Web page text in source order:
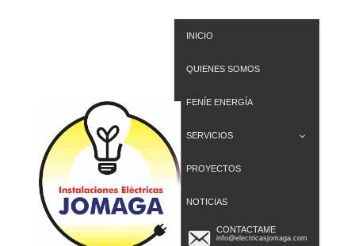
INICIO
QUIENES SOMOS
FENÍE ENERGÍA
SERVICIOS
PROYECTOS
NOTICIAS
CONTACTAME
info@electricasjomaga.com